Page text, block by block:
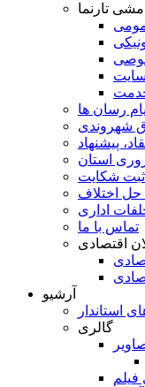
تارنما
خدمت
رسان ها
شهروندی
پیشنهاد
استان
ثبت شکایت
حل اختلاف
اداری
تماس با ما
اقتصادی
آرشیو
استاندار
گالری
فیلم